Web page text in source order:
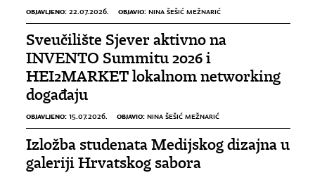
OBJAVLJENO: 22.07.2026. OBJAVIO: NINA ŠEŠIĆ MEŽNARIĆ
Sveučilište Sjever aktivno na
INVENTO Summitu 2026 i
HEI2MARKET lokalnom networking
događaju
OBJAVLJENO: 15.07.2026. OBJAVIO: NINA ŠEŠIĆ MEŽNARIĆ
Izložba studenata Medijskog dizajna u
galeriji Hrvatskog sabora